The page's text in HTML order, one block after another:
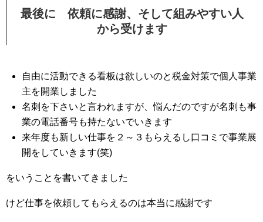
最後に 依頼に感謝、そして組みやすい人
から受けます
自由に活動できる看板は欲しいのと税金対策で個人事業
主を開業しました
名刺を下さいと言われますが、悩んだのですが名刺も事
業の電話番号も持たないでいきます
来年度も新しい仕事を２～３もらえるし口コミで事業展
開をしていきます(笑)
をいうことを書いてきました
けど仕事を依頼してもらえるのは本当に感謝です